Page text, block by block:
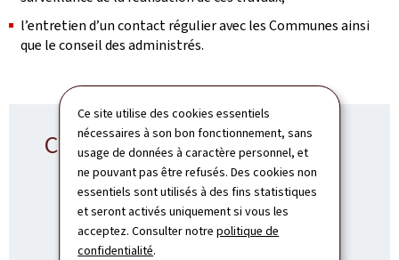
Ce site utilise des cookies essentiels
nécessaires à son bon fonctionnement, sans
usage de données à caractère personnel, et
ne pouvant pas être refusés. Des cookies non
essentiels sont utilisés à des fins statistiques
et seront activés uniquement si vous les
acceptez. Consulter notrepolitique de
confidentialité.
l’entretien d’un contact régulier avec les Communes ainsi
que le conseil des administrés.
Contact SRRM
Service Régional - Remich